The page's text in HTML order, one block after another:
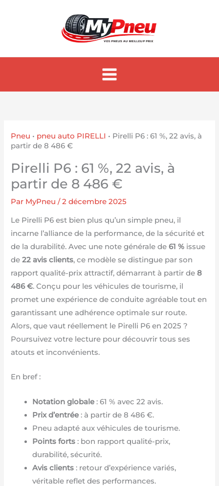
Pneu • pneu auto PIRELLI • Pirelli P6 : 61 %, 22 avis, à
partir de 8 486 €
Pirelli P6 : 61 %, 22 avis, à
partir de 8 486 €
Par MyPneu/2 décembre 2025
Le Pirelli P6 est bien plus qu’un simple pneu, il
incarne l’alliance de la performance, de la sécurité et
de la durabilité. Avec une note générale de61 % issue
de22 avis clients, ce modèle se distingue par son
rapport qualité-prix attractif, démarrant à partir de8
486 €. Conçu pour les véhicules de tourisme, il
promet une expérience de conduite agréable tout en
garantissant une adhérence optimale sur route.
Alors, que vaut réellement le Pirelli P6 en 2025 ?
Poursuivez votre lecture pour découvrir tous ses
atouts et inconvénients.
En bref :
Notation globale : 61 % avec 22 avis.
Prix d’entrée : à partir de 8 486 €.
Pneu adapté aux véhicules de tourisme.
Points forts : bon rapport qualité-prix,
durabilité, sécurité.
Avis clients : retour d’expérience variés,
véritable reflet des performances.